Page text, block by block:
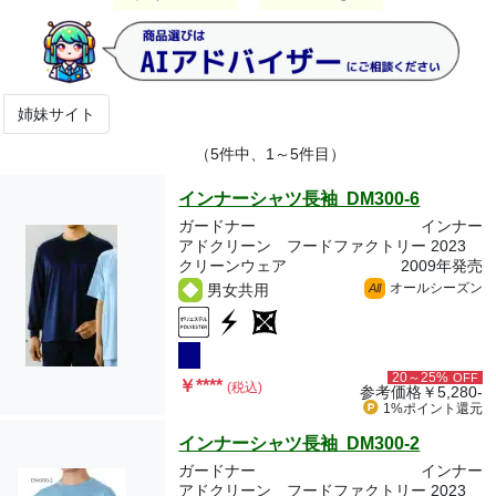
姉妹サイト
（5件中、1～5件目）
インナーシャツ長袖 DM300-6
ガードナー
インナー
アドクリーン フードファクトリー 2023
クリーンウェア
2009年発売
男女共用
All オールシーズン
￥**** (税込)
20～25% OFF
参考価格￥5,280-
1%ポイント 還元
インナーシャツ長袖 DM300-2
ガードナー
インナー
アドクリーン フードファクトリー 2023